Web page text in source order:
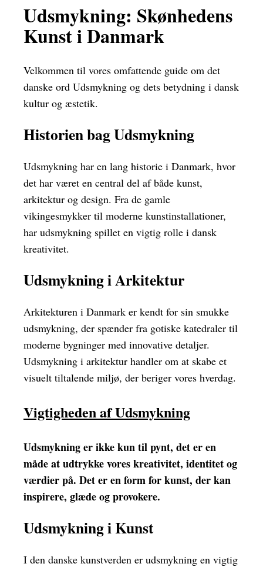
Udsmykning: Skønhedens
Kunst i Danmark
Velkommen til vores omfattende guide om det
danske ord Udsmykning og dets betydning i dansk
kultur og æstetik.
Historien bag Udsmykning
Udsmykning har en lang historie i Danmark, hvor
det har været en central del af både kunst,
arkitektur og design. Fra de gamle
vikingesmykker til moderne kunstinstallationer,
har udsmykning spillet en vigtig rolle i dansk
kreativitet.
Udsmykning i Arkitektur
Arkitekturen i Danmark er kendt for sin smukke
udsmykning, der spænder fra gotiske katedraler til
moderne bygninger med innovative detaljer.
Udsmykning i arkitektur handler om at skabe et
visuelt tiltalende miljø, der beriger vores hverdag.
Vigtigheden af Udsmykning
Udsmykning er ikke kun til pynt, det er en
måde at udtrykke vores kreativitet, identitet og
værdier på. Det er en form for kunst, der kan
inspirere, glæde og provokere.
Udsmykning i Kunst
I den danske kunstverden er udsmykning en vigtig